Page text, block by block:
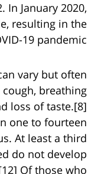
In January 2020,
resulting in the
19 pandemic.
vary but often
breathing
loss of taste.[8]
one to fourteen
At least a third
do not develop
Of those who